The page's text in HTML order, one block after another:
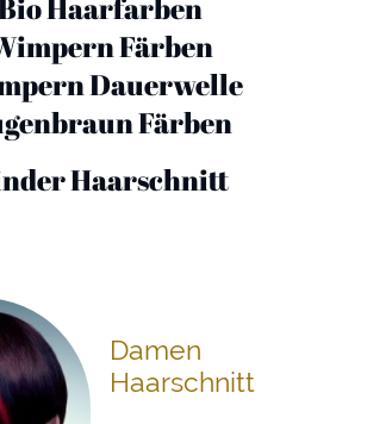
Haarfarben
Färben
Dauerwelle
Färben
Haarschnitt
Damen
Haarschnitt